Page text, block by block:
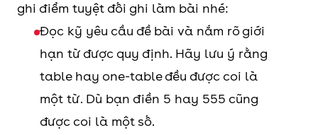
ghi điểm tuyệt đối ghi làm bài nhé:
Đọc kỹ yêu cầu đề bài và nắm rõ giới
hạn từ được quy định. Hãy lưu ý rằng
table hay one-table đều được coi là
một từ. Dù bạn điền 5 hay 555 cũng
được coi là một số.